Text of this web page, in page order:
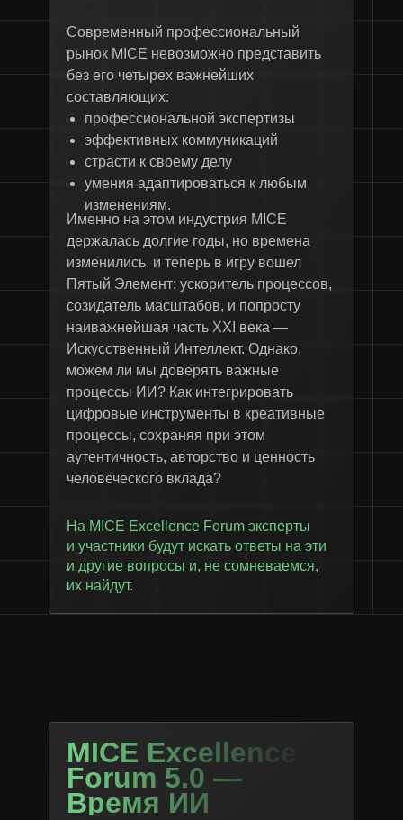
Современный профессиональный
рынок MICE невозможно представить
без его четырех важнейших
составляющих:
профессиональной экспертизы
эффективных коммуникаций
страсти к своему делу
умения адаптироваться к любым
изменениям.
Именно на этом индустрия MICE
держалась долгие годы, но времена
изменились, и теперь в игру вошел
Пятый Элемент: ускоритель процессов,
созидатель масштабов, и попросту
наиважнейшая часть XXI века —
Искусственный Интеллект. Однако,
можем ли мы доверять важные
процессы ИИ? Как интегрировать
цифровые инструменты в креативные
процессы, сохраняя при этом
аутентичность, авторство и ценность
человеческого вклада?
На MICE Excellence Forum эксперты
и участники будут искать ответы на эти
и другие вопросы и, не сомневаемся,
их найдут.
MICE Excellence
Forum 5.0 —
Время ИИ